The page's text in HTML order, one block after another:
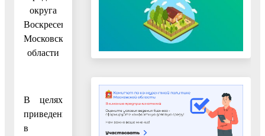
округа
Воскресенск
Московской
области
В целях
приведения
в